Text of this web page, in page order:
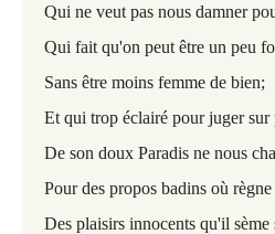
Qui ne veut pas nous damner
Qui fait qu'on peut être un peu
Sans être moins femme de bien;
Et qui trop éclairé pour juger sur
De son doux Paradis ne nous
Pour des propos badins où
Des plaisirs innocents qu'il sème